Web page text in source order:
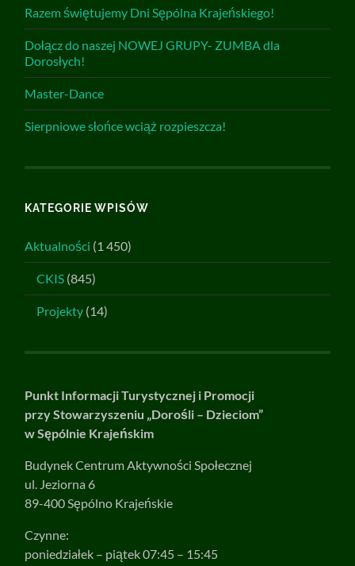
Razem świętujemy Dni Sępólna Krajeńskiego!
Dołącz do naszej NOWEJ GRUPY- ZUMBA dla
Dorosłych!
Master-Dance
Sierpniowe słońce wciąż rozpieszcza!
KATEGORIE WPISÓW
Aktualności (1 450)
CKIS (845)
Projekty (14)
Punkt Informacji Turystycznej i Promocji
przy Stowarzyszeniu „Dorośli – Dzieciom”
w Sępólnie Krajeńskim
Budynek Centrum Aktywności Społecznej
ul. Jeziorna 6
89-400 Sępólno Krajeńskie
Czynne:
poniedziałek – piątek 07:45 – 15:45